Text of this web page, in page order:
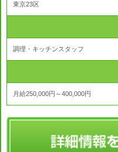
東京23区
調理・キッチンスタッフ
月給250,000円～400,000円